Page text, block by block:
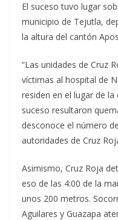
El suceso tuvo lugar
municipio de Tejutla,
la altura del cantón
“Las unidades de Cruz
víctimas al hospital de
residen en el lugar de
suceso resultaron
desconoce el número
autoridades de Cruz
Asimismo, Cruz Roja
eso de las 4:00 de la
unos 200 metros.
Aguilares y Guazapa